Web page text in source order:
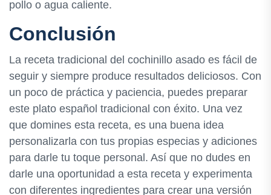
pollo o agua caliente.
Conclusión
La receta tradicional del cochinillo asado es fácil de
seguir y siempre produce resultados deliciosos. Con
un poco de práctica y paciencia, puedes preparar
este plato español tradicional con éxito. Una vez
que domines esta receta, es una buena idea
personalizarla con tus propias especias y adiciones
para darle tu toque personal. Así que no dudes en
darle una oportunidad a esta receta y experimenta
con diferentes ingredientes para crear una versión